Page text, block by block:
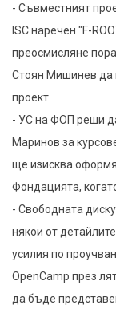
- Съвместният
ISC наречен "F-
преосмисляне
Стоян Мишинев да
проект.
- УС на ФОП реши
Маринов за
ще изисква
Фондацията,
- Свободната
някои от
усилия по
OpenCamp през
да бъде